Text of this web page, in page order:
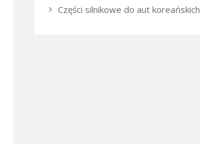
Części silnikowe do aut koreańskich